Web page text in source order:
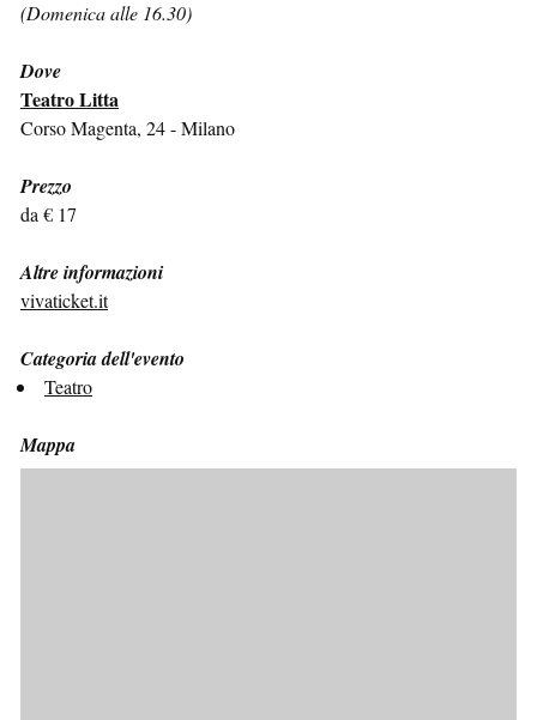
(Domenica alle 16.30)
Dove
Teatro Litta
Corso Magenta, 24 - Milano
Prezzo
da € 17
Altre informazioni
vivaticket.it
Categoria dell'evento
Teatro
Mappa